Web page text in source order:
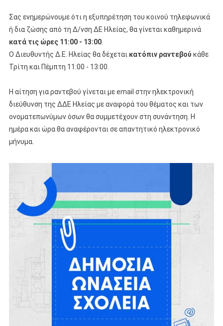
Σας ενημερώνουμε ότι η εξυπηρέτηση του κοινού τηλεφωνικά
ή δια ζώσης από τη Δ/νση ΔΕ Ηλείας, θα γίνεται καθημερινά
κατά τις ώρες 11:00 - 13:00.
Ο Διευθυντής Δ.Ε. Ηλείας θα δέχεται κατόπιν ραντεβού κάθε
Τρίτη και Πέμπτη 11:00 - 13:00.
Η αίτηση για ραντεβού γίνεται με email στην ηλεκτρονική
διεύθυνση της ΔΔΕ Ηλείας με αναφορά του θέματος και των
ονοματεπωνύμων όσων θα συμμετέχουν στη συνάντηση. Η
ημέρα και ώρα θα αναφέρονται σε απαντητικό ηλεκτρονικό
μήνυμα.